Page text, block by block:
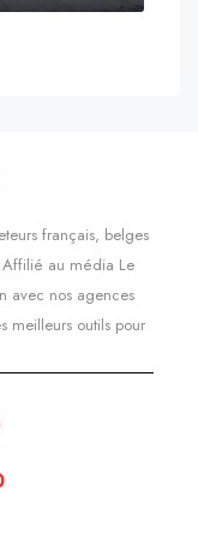
français, belges
Affilié au média Le
avec nos agences
meilleurs outils pour